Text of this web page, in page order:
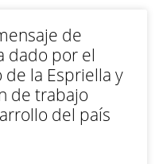
de
dado por el
la Espriella y
de trabajo
del país